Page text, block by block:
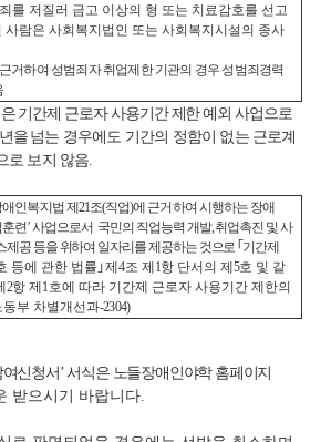
를 저질러 금고 이상의 형 또는 치료감호를 선고
사람은 사회복지법인 또는 사회복지시설의 종사
거하여 성범죄자 취업제한 기관의 경우 성범죄경력
기간제 근로자 사용기간 제한 예외 사업으로
을 넘는 경우에도 기간의 정함이 없는 근로계
로 보지 않음
인복지법 제21조(직업)에 근거하여 시행하는 장애
훈련’사업으로서 국민의 직업능력 개발,취업촉진 및 사
제공 등을 위하여 일자리를 제공하는 것으로 ｢ 기간제
등에 관한 법률 ｣제4조 제1항 단서의 제5호 및 같
2항 제1 호에 따라 기간제 근로자 사용기간 제한의
동부 차별개선과-2304)
신청서’서식은 노들장애인야학 홈페이지
받으시기 바랍니다.